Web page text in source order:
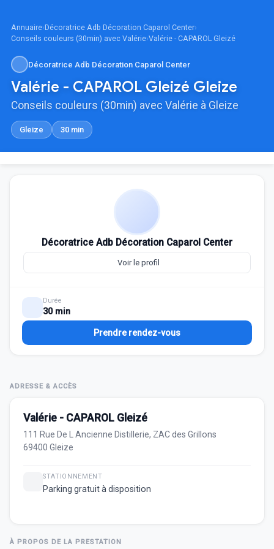
Annuaire›Décoratrice Adb Décoration Caparol Center›
Conseils couleurs (30min) avec Valérie›Valérie - CAPAROL Gleizé
Décoratrice Adb Décoration Caparol Center
Valérie - CAPAROL Gleizé Gleize
Conseils couleurs (30min) avec Valérie à Gleize
Gleize 30 min
ADRESSE & ACCÈS
Valérie - CAPAROL Gleizé
111 Rue De L Ancienne Distillerie, ZAC des Grillons
69400 Gleize
STATIONNEMENT
Parking gratuit à disposition
À PROPOS DE LA PRESTATION
Décoratrice Adb Décoration Caparol Center
Voir le profil
Durée
30 min
Prendre rendez-vous